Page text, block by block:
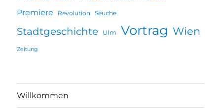
Premiere Revolution Seuche
Stadtgeschichte Ulm Vortrag Wien
Zeitung
Willkommen